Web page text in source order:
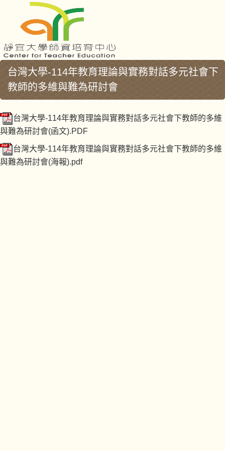
台灣大學-114年教育理論與實務對話多元社會下
教師的多維與難為研討會
台灣大學-114年教育理論與實務對話多元社會下教師的多維
與難為研討會(函文).PDF
台灣大學-114年教育理論與實務對話多元社會下教師的多維
與難為研討會(海報).pdf